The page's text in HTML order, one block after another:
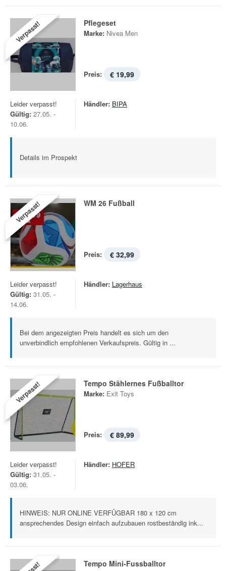
Verpasst! Pflegeset
Marke: Nivea Men
Preis: € 19,99
Leider verpasst!
Gültig: 27.05. -
10.06.
Händler: BIPA
Details im Prospekt
Verpasst! WM 26 Fußball
Preis: € 32,99
Leider verpasst!
Gültig: 31.05. -
14.06.
Händler: Lagerhaus
Bei dem angezeigten Preis handelt es sich um den
unverbindlich empfohlenen Verkaufspreis. Gültig in ...
Verpasst! Tempo Stählernes Fußballtor
Marke: Exit Toys
Preis: € 89,99
Leider verpasst!
Gültig: 31.05. -
03.06.
Händler: HOFER
HINWEIS: NUR ONLINE VERFÜGBAR 180 x 120 cm
ansprechendes Design einfach aufzubauen rostbeständig ink...
Tempo Mini-Fussballtor